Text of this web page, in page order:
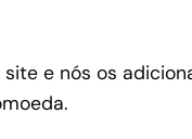
e nós os